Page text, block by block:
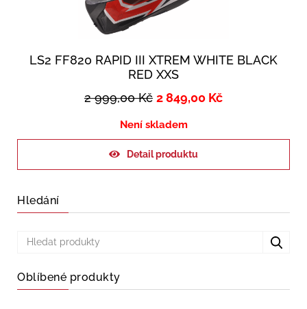
LS2 FF820 RAPID III XTREM WHITE BLACK
RED XXS
2 999,00Kč 2 849,00 Kč
Není skladem
Detail produktu
Hledání
Oblíbené produkty